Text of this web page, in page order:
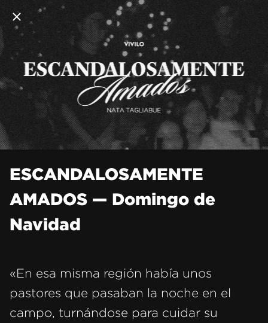
ESCANDALOSAMENTE
AMADOS — Domingo de
Navidad
«En esa misma región había unos
pastores que pasaban la noche en el
campo, turnándose para cuidar su